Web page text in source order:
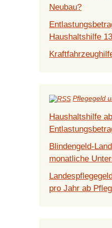
Neubau?
Haushaltshilfe
Pflegegeld
Haushaltshilfe
Blindengeld-
monatliche
pro Jahr ab